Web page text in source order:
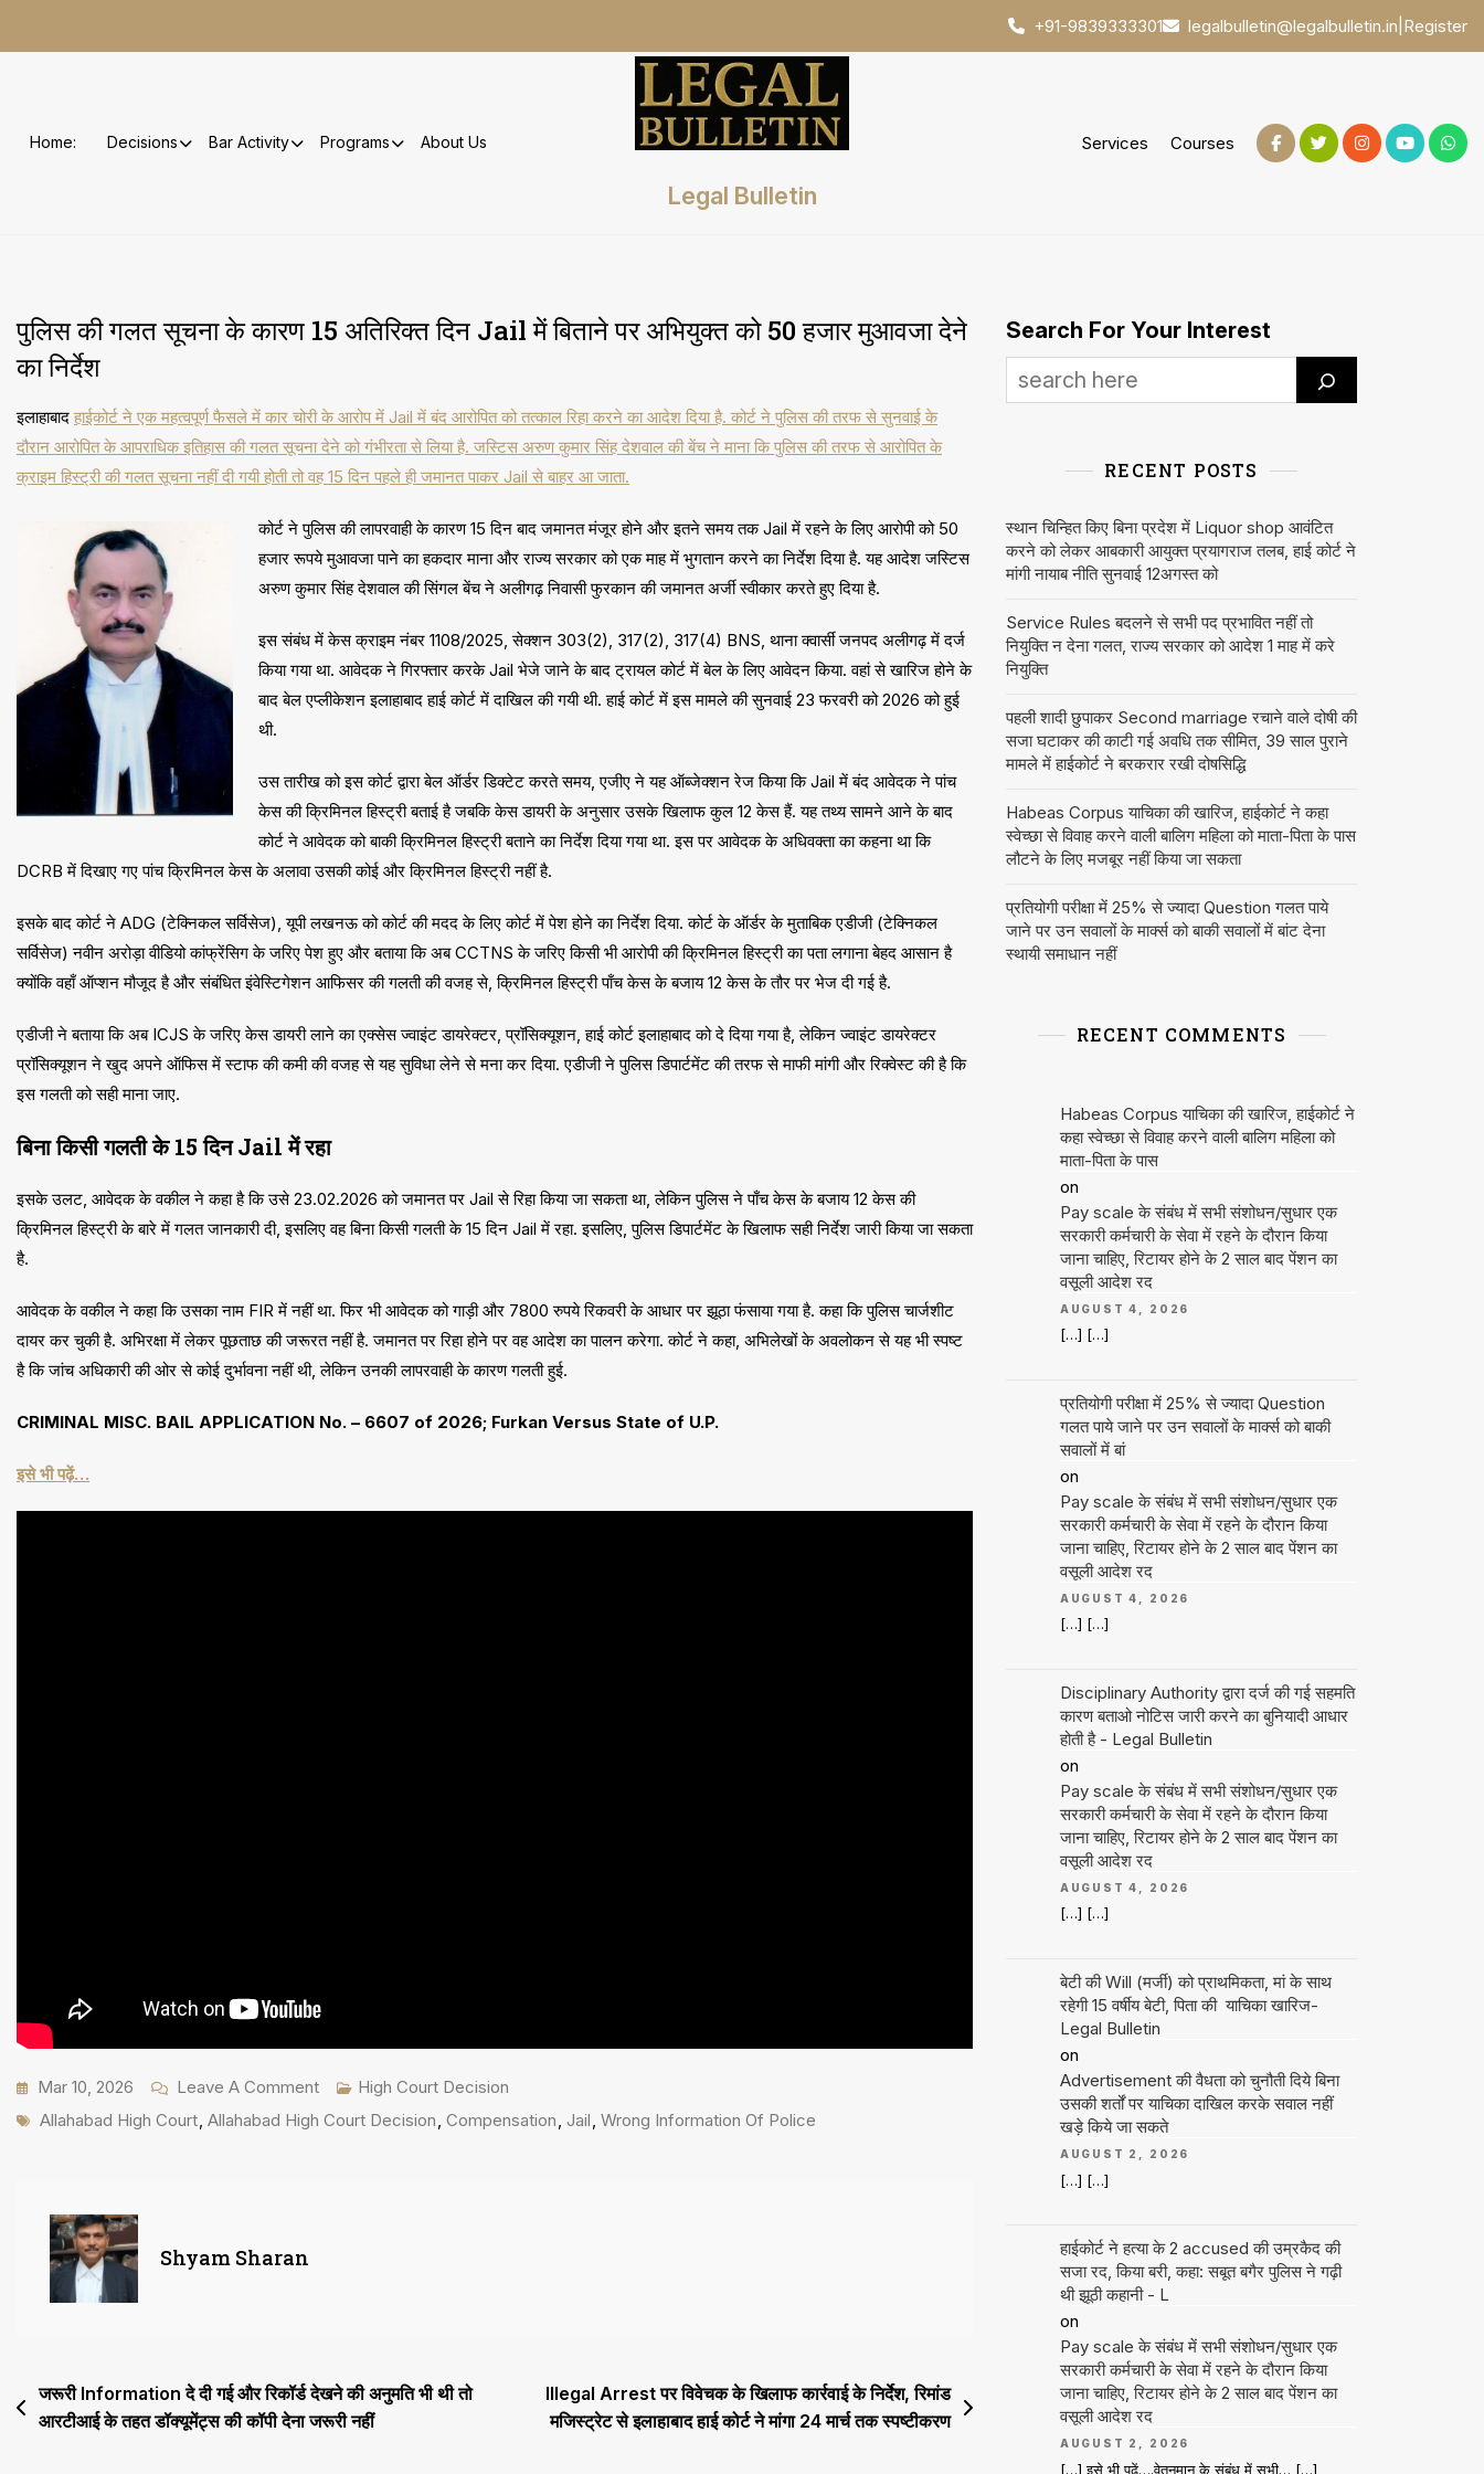
+91-9839333301 legalbulletin@legalbulletin.in Register
Home: Decisions Bar Activity Programs About Us
Legal Bulletin
Services Courses
पुलिस की गलत सूचना के कारण 15 अतिरिक्त दिन Jail में बिताने पर अभियुक्त को 50 हजार मुआवजा देने
का निर्देश
इलाहाबाद हाईकोर्ट ने एक महत्वपूर्ण फैसले में कार चोरी के आरोप में Jail में बंद आरोपित को तत्काल रिहा करने का आदेश दिया है. कोर्ट ने पुलिस की तरफ से सुनवाई के
दौरान आरोपित के आपराधिक इतिहास की गलत सूचना देने को गंभीरता से लिया है. जस्टिस अरुण कुमार सिंह देशवाल की बेंच ने माना कि पुलिस की तरफ से आरोपित के
क्राइम हिस्ट्री की गलत सूचना नहीं दी गयी होती तो वह 15 दिन पहले ही जमानत पाकर Jail से बाहर आ जाता.
कोर्ट ने पुलिस की लापरवाही के कारण 15 दिन बाद जमानत मंजूर होने और इतने समय तक Jail में रहने के लिए आरोपी को 50
हजार रूपये मुआवजा पाने का हकदार माना और राज्य सरकार को एक माह में भुगतान करने का निर्देश दिया है. यह आदेश जस्टिस
अरुण कुमार सिंह देशवाल की सिंगल बेंच ने अलीगढ़ निवासी फुरकान की जमानत अर्जी स्वीकार करते हुए दिया है.
इस संबंध में केस क्राइम नंबर 1108/2025, सेक्शन 303(2), 317(2), 317(4) BNS, थाना क्वार्सी जनपद अलीगढ़ में दर्ज
किया गया था. आवेदक ने गिरफ्तार करके Jail भेजे जाने के बाद ट्रायल कोर्ट में बेल के लिए आवेदन किया. वहां से खारिज होने के
बाद बेल एप्लीकेशन इलाहाबाद हाई कोर्ट में दाखिल की गयी थी. हाई कोर्ट में इस मामले की सुनवाई 23 फरवरी को 2026 को हुई
थी.
उस तारीख को इस कोर्ट द्वारा बेल ऑर्डर डिक्टेट करते समय, एजीए ने यह ऑब्जेक्शन रेज किया कि Jail में बंद आवेदक ने पांच
केस की क्रिमिनल हिस्ट्री बताई है जबकि केस डायरी के अनुसार उसके खिलाफ कुल 12 केस हैं. यह तथ्य सामने आने के बाद
कोर्ट ने आवेदक को बाकी क्रिमिनल हिस्ट्री बताने का निर्देश दिया गया था. इस पर आवेदक के अधिवक्ता का कहना था कि
DCRB में दिखाए गए पांच क्रिमिनल केस के अलावा उसकी कोई और क्रिमिनल हिस्ट्री नहीं है.
इसके बाद कोर्ट ने ADG (टेक्निकल सर्विसेज), यूपी लखनऊ को कोर्ट की मदद के लिए कोर्ट में पेश होने का निर्देश दिया. कोर्ट के ऑर्डर के मुताबिक एडीजी (टेक्निकल
सर्विसेज) नवीन अरोड़ा वीडियो कांफ्रेंसिग के जरिए पेश हुए और बताया कि अब CCTNS के जरिए किसी भी आरोपी की क्रिमिनल हिस्ट्री का पता लगाना बेहद आसान है
क्योंकि वहाँ ऑप्शन मौजूद है और संबंधित इंवेस्टिगेशन आफिसर की गलती की वजह से, क्रिमिनल हिस्ट्री पाँच केस के बजाय 12 केस के तौर पर भेज दी गई है.
एडीजी ने बताया कि अब ICJS के जरिए केस डायरी लाने का एक्सेस ज्वाइंट डायरेक्टर, प्रॉसिक्यूशन, हाई कोर्ट इलाहाबाद को दे दिया गया है, लेकिन ज्वाइंट डायरेक्टर
प्रॉसिक्यूशन ने खुद अपने ऑफिस में स्टाफ की कमी की वजह से यह सुविधा लेने से मना कर दिया. एडीजी ने पुलिस डिपार्टमेंट की तरफ से माफी मांगी और रिक्वेस्ट की है कि
इस गलती को सही माना जाए.
बिना किसी गलती के 15 दिन Jail में रहा
इसके उलट, आवेदक के वकील ने कहा है कि उसे 23.02.2026 को जमानत पर Jail से रिहा किया जा सकता था, लेकिन पुलिस ने पाँच केस के बजाय 12 केस की
क्रिमिनल हिस्ट्री के बारे में गलत जानकारी दी, इसलिए वह बिना किसी गलती के 15 दिन Jail में रहा. इसलिए, पुलिस डिपार्टमेंट के खिलाफ सही निर्देश जारी किया जा सकता
है.
आवेदक के वकील ने कहा कि उसका नाम FIR में नहीं था. फिर भी आवेदक को गाड़ी और 7800 रुपये रिकवरी के आधार पर झूठा फंसाया गया है. कहा कि पुलिस चार्जशीट
दायर कर चुकी है. अभिरक्षा में लेकर पूछताछ की जरूरत नहीं है. जमानत पर रिहा होने पर वह आदेश का पालन करेगा. कोर्ट ने कहा, अभिलेखों के अवलोकन से यह भी स्पष्ट
है कि जांच अधिकारी की ओर से कोई दुर्भावना नहीं थी, लेकिन उनकी लापरवाही के कारण गलती हुई.
CRIMINAL MISC. BAIL APPLICATION No. – 6607 of 2026; Furkan Versus State of U.P.
इसे भी पढ़ें…
Mar 10, 2026 Leave A CommentOn
पुलिस
दिन
Jail
High Court Decision
Tags
Allahabad High Court Allahabad High Court Decision Compensation Jail Wrong Information Of Police
Shyam Sharan
Post
navigation
जरूरी Information दे दी गई और रिकॉर्ड देखने की अनुमति भी थी तो
आरटीआई के तहत डॉक्यूमेंट्स की कॉपी देना जरूरी नहीं
Illegal Arrest पर विवेचक के खिलाफ कार्रवाई के निर्देश, रिमांड
मजिस्ट्रेट से इलाहाबाद हाई कोर्ट ने मांगा 24 मार्च तक स्पष्टीकरण
Search For Your Interest
RECENT POSTS
स्थान चिन्हित किए बिना प्रदेश में Liquor shop आवंटित
करने को लेकर आबकारी आयुक्त प्रयागराज तलब, हाई कोर्ट ने
मांगी नायाब नीति सुनवाई 12अगस्त को
Service Rules बदलने से सभी पद प्रभावित नहीं तो
नियुक्ति न देना गलत, राज्य सरकार को आदेश 1 माह में करे
नियुक्ति
पहली शादी छुपाकर Second marriage रचाने वाले दोषी की
सजा घटाकर की काटी गई अवधि तक सीमित, 39 साल पुराने
मामले में हाईकोर्ट ने बरकरार रखी दोषसिद्धि
Habeas Corpus याचिका की खारिज, हाईकोर्ट ने कहा
स्वेच्छा से विवाह करने वाली बालिग महिला को माता-पिता के पास
लौटने के लिए मजबूर नहीं किया जा सकता
प्रतियोगी परीक्षा में 25% से ज्यादा Question गलत पाये
जाने पर उन सवालों के मार्क्स को बाकी सवालों में बांट देना
स्थायी समाधान नहीं
RECENT COMMENTS
Habeas Corpus याचिका की खारिज, हाईकोर्ट ने
कहा स्वेच्छा से विवाह करने वाली बालिग महिला को
माता-पिता के पास
on
Pay scale के संबंध में सभी संशोधन/सुधार एक
सरकारी कर्मचारी के सेवा में रहने के दौरान किया
जाना चाहिए, रिटायर होने के 2 साल बाद पेंशन का
वसूली आदेश रद
AUGUST 4, 2026
[…] […]
प्रतियोगी परीक्षा में 25% से ज्यादा Question
गलत पाये जाने पर उन सवालों के मार्क्स को बाकी
सवालों में बां
on
Pay scale के संबंध में सभी संशोधन/सुधार एक
सरकारी कर्मचारी के सेवा में रहने के दौरान किया
जाना चाहिए, रिटायर होने के 2 साल बाद पेंशन का
वसूली आदेश रद
AUGUST 4, 2026
[…] […]
Disciplinary Authority द्वारा दर्ज की गई सहमति
कारण बताओ नोटिस जारी करने का बुनियादी आधार
होती है - Legal Bulletin
on
Pay scale के संबंध में सभी संशोधन/सुधार एक
सरकारी कर्मचारी के सेवा में रहने के दौरान किया
जाना चाहिए, रिटायर होने के 2 साल बाद पेंशन का
वसूली आदेश रद
AUGUST 4, 2026
[…] […]
बेटी की Will (मर्जी) को प्राथमिकता, मां के साथ
रहेगी 15 वर्षीय बेटी, पिता की याचिका खारिज-
Legal Bulletin
on
Advertisement की वैधता को चुनौती दिये बिना
उसकी शर्तों पर याचिका दाखिल करके सवाल नहीं
खड़े किये जा सकते
AUGUST 2, 2026
[…] […]
हाईकोर्ट ने हत्या के 2 accused की उम्रकैद की
सजा रद, किया बरी, कहा: सबूत बगैर पुलिस ने गढ़ी
थी झूठी कहानी - L
on
Pay scale के संबंध में सभी संशोधन/सुधार एक
सरकारी कर्मचारी के सेवा में रहने के दौरान किया
जाना चाहिए, रिटायर होने के 2 साल बाद पेंशन का
वसूली आदेश रद
AUGUST 2, 2026
[…] इसे भी पढ़ें….वेतनमान के संबंध में सभी… […]